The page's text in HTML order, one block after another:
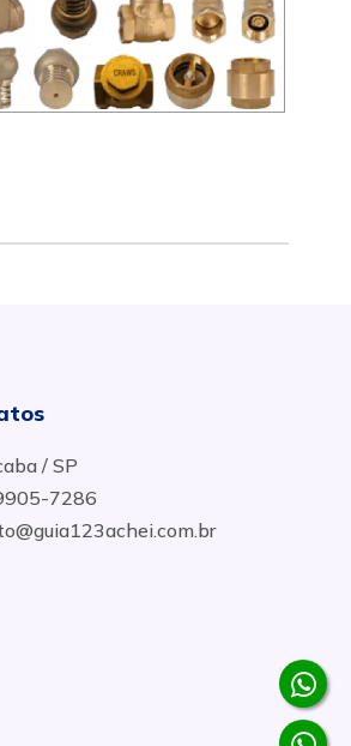
Grande - MS
/ SP
7286